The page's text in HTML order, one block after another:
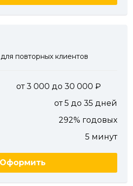
повторных клиентов
от 3 000 до 30 000
от 5 до 35 дней
292% годовых
5 минут
Оформить